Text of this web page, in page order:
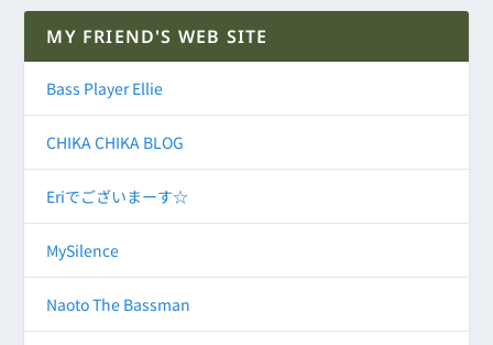
MY FRIEND'S WEB SITE
Bass Player Ellie
CHIKA CHIKA BLOG
Eriでございまーす☆
MySilence
Naoto The Bassman